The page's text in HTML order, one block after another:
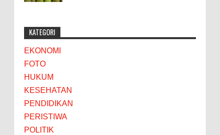
KATEGORI
EKONOMI
FOTO
HUKUM
KESEHATAN
PENDIDIKAN
PERISTIWA
POLITIK